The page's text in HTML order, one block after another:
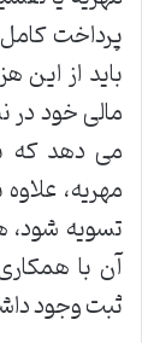
پرداخت
باید از این
مالی خود در
می دهد که
مهریه،
تسویه
آن با
ثبت وجود